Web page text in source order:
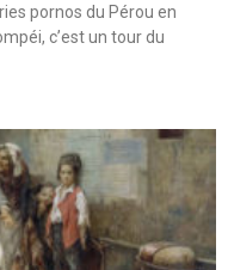
pornos du Pérou en
c’est un tour du